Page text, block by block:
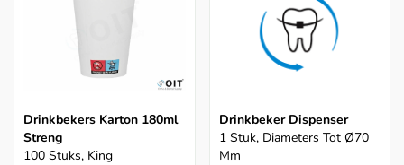
Drinkbekers Karton 180ml
Streng
100 Stuks, King
Drinkbeker Dispenser
1 Stuk, Diameters Tot Ø70
Mm